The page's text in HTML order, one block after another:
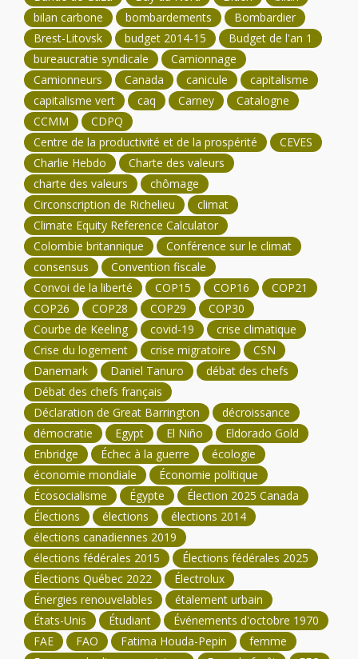
bilan carbone
bombardements
Bombardier
Brest-Litovsk
budget 2014-15
Budget de l'an 1
bureaucratie syndicale
Camionnage
Camionneurs
Canada canicule
capitalisme
capitalisme vert
caq Carney
Catalogne
CCMM
CDPQ
Centre de la productivité et de la prospérité
CEVES
Charlie Hebdo
Charte des valeurs
charte des valeurs
chômage
Circonscription de Richelieu
climat
Climate Equity Reference Calculator
Colombie britannique
Conférence sur le climat
consensus
Convention fiscale
Convoi de la liberté
COP15 COP16
COP21
COP26
COP28 COP29
COP30
Courbe de Keeling
covid-19
crise climatique
Crise du logement
crise migratoire
CSN
Danemark
Daniel Tanuro
débat des chefs
Débat des chefs français
Déclaration de Great Barrington
décroissance
démocratie
Egypt El Niño
Eldorado Gold
Enbridge
Échec à la guerre
écologie
économie mondiale
Économie politique
Écosocialisme
Égypte
Élection 2025 Canada
Élections
élections
élections 2014
élections canadiennes 2019
élections fédérales 2015
Élections fédérales 2025
Élections Québec 2022
Électrolux
Énergies renouvelables
étalement urbain
États-Unis
Étudiant
Événements d'octobre 1970
FAE
FAO Fatima Houda-Pepin
femme